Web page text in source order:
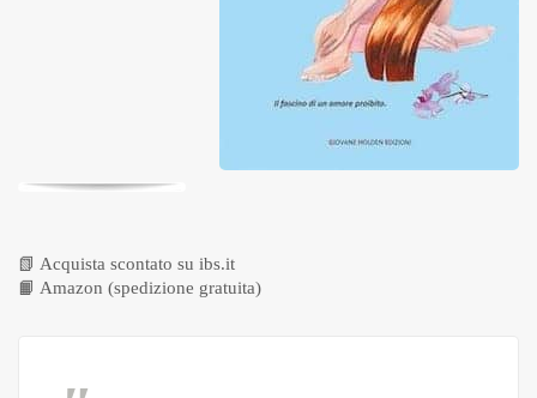
📗 Acquista scontato su ibs.it
📙 Amazon (spedizione gratuita)